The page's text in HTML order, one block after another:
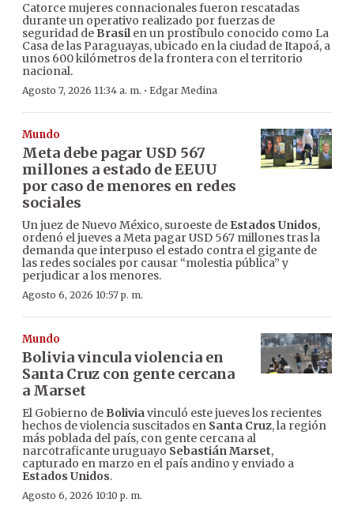
Catorce mujeres connacionales fueron rescatadas
durante un operativo realizado por fuerzas de
seguridad de Brasilen un prostíbulo conocido como La
Casa de las Paraguayas, ubicado en la ciudad de Itapoá, a
unos 600 kilómetros de la frontera con el territorio
nacional.
Agosto 7, 2026 11:34 a. m. · Edgar Medina
Mundo
Meta debe pagar USD 567
millones a estado de EEUU
por caso de menores en redes
sociales
Un juez de Nuevo México, suroeste de Estados Unidos,
ordenó el jueves a Meta pagar USD 567 millones tras la
demanda que interpuso el estado contra el gigante de
las redes sociales por causar “molestia pública” y
perjudicar a los menores.
Agosto 6, 2026 10:57 p. m.
Mundo
Bolivia vincula violencia en
Santa Cruz con gente cercana
a Marset
El Gobierno de Boliviavinculó este jueves los recientes
hechos de violencia suscitados en Santa Cruz, la región
más poblada del país, con gente cercana al
narcotraficante uruguayo Sebastián Marset,
capturado en marzo en el país andino y enviado a
Estados Unidos.
Agosto 6, 2026 10:10 p. m.